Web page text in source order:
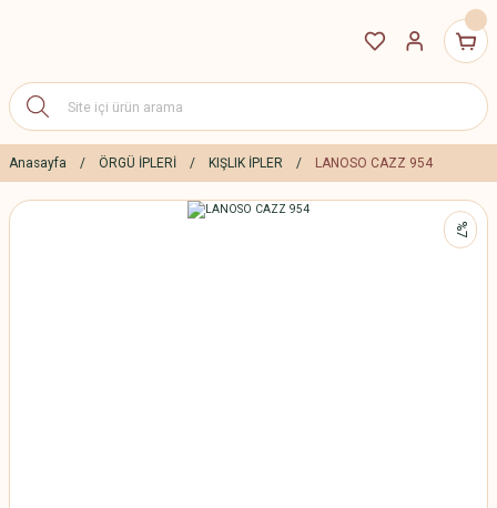
Anasayfa ÖRGÜ İPLERİ KIŞLIK İPLER LANOSO CAZZ 954
%7